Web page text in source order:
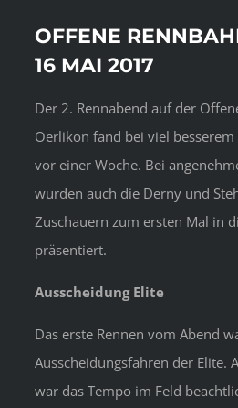
OFFENE
16 MAI 2017
Der 2. Rennabend auf der
Oerlikon fand bei viel
vor einer Woche. Bei
wurden auch die Derny und
Zuschauern zum ersten Mal in
präsentiert.
Ausscheidung Elite
Das erste Rennen vom Abend
Ausscheidungsfahren der Elite.
war das Tempo im Feld